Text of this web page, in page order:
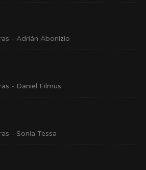
- Adrián Abonizio
- Daniel Filmus
- Sonia Tessa